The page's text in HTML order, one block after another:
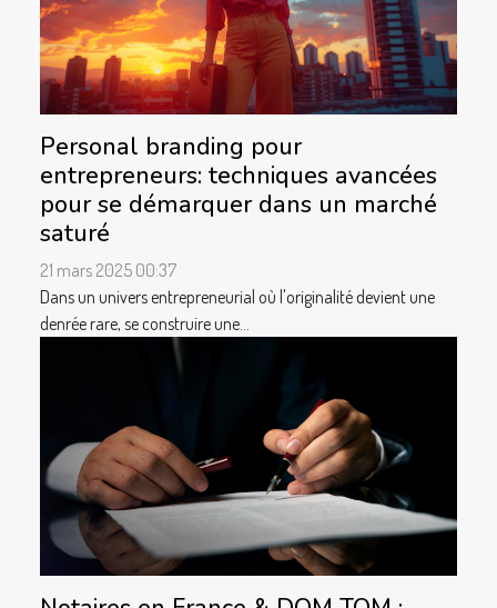
Personal branding pour
entrepreneurs: techniques avancées
pour se démarquer dans un marché
saturé
21 mars 2025 00:37
Dans un univers entrepreneurial où l'originalité devient une
denrée rare, se construire une...